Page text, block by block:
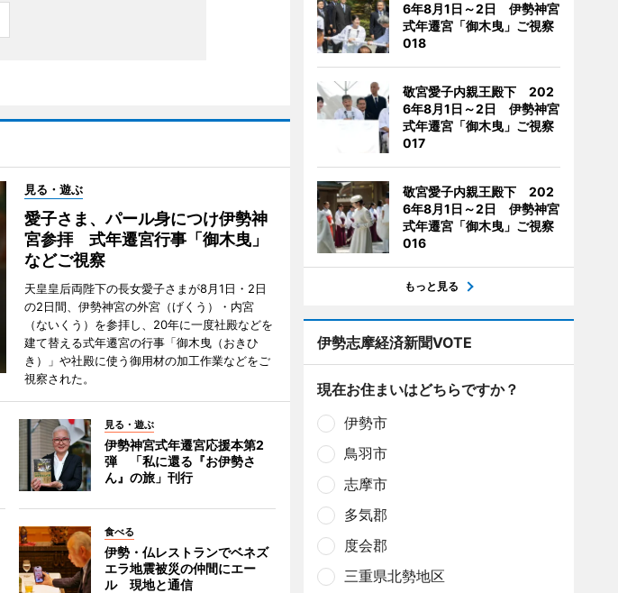
見る・遊ぶ
愛子さま、パール身につけ伊勢神
宮参拝 式年遷宮行事「御木曳」
などご視察
天皇皇后両陛下の長女愛子さまが8月1日・2日
の2日間、伊勢神宮の外宮（げくう）・内宮
（ないくう）を参拝し、20年に一度社殿などを
建て替える式年遷宮の行事「御木曳（おきひ
き）」や社殿に使う御用材の加工作業などをご
視察された。
見る・遊ぶ
伊勢神宮式年遷宮応援本第2
弾 「私に還る『お伊勢さ
ん』の旅」刊行
食べる
伊勢・仏レストランでベネズ
エラ地震被災の仲間にエー
ル 現地と通信
6年8月1日～2日 伊勢神宮
式年遷宮「御木曳」ご視察
018
敬宮愛子内親王殿下 202
6年8月1日～2日 伊勢神宮
式年遷宮「御木曳」ご視察
017
敬宮愛子内親王殿下 202
6年8月1日～2日 伊勢神宮
式年遷宮「御木曳」ご視察
016
もっと見る
伊勢志摩経済新聞VOTE
現在お住まいはどちらですか？
伊勢市
鳥羽市
志摩市
多気郡
度会郡
三重県北勢地区